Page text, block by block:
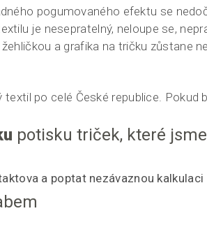
pogumovaného efektu se
je nesepratelný, neloupe se,
a grafika na tričku zůstane
textil po celé České republice. Pokud
potisku triček, které
a poptat nezávaznou kalkulaci